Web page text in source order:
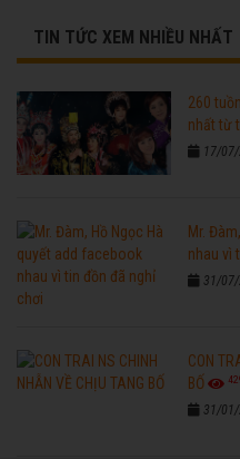
TIN TỨC XEM NHIỀU NHẤT
260
nhất từ
17/
Mr.
nhau vì
31/
CON
BỐ
31/